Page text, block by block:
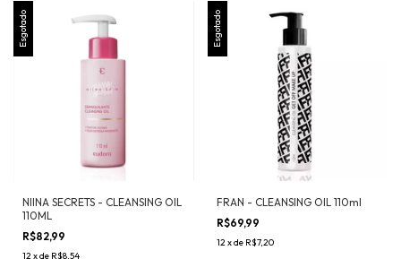
Esgotado
NIINA SECRETS - CLEANSING OIL
110ML
R$82,99
12xde R$8,54
Esgotado
FRAN - CLEANSING OIL 110ml
R$69,99
12xde R$7,20